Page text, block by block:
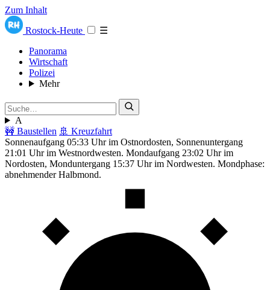
Zum Inhalt
Rostock-Heute
☰
Panorama
Wirtschaft
Polizei
Mehr
A
🚧 Baustellen 🚢 Kreuzfahrt
Sonnenaufgang 05:33 Uhr im Ostnordosten, Sonnenuntergang
21:01 Uhr im Westnordwesten. Mondaufgang 23:02 Uhr im
Nordosten, Monduntergang 15:37 Uhr im Nordwesten. Mondphase:
abnehmender Halbmond.